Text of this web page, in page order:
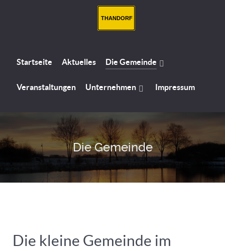
THANDORF
Startseite Aktuelles Die Gemeinde
Veranstaltungen Unternehmen Impressum
Die Gemeinde
Die kleine Gemeinde im